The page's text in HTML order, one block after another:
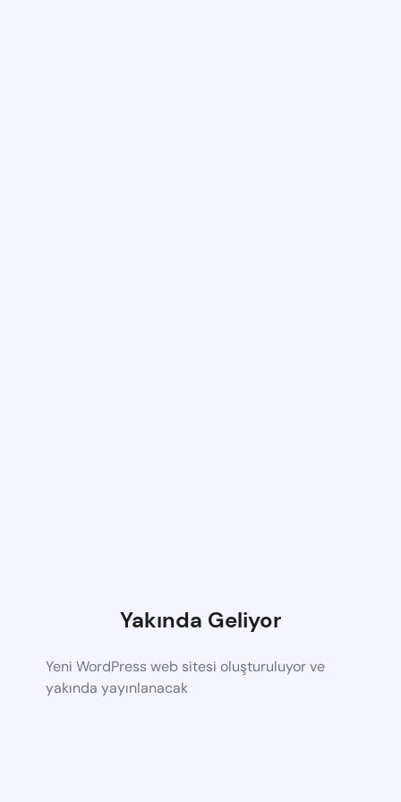
Yakında Geliyor
Yeni WordPress web sitesi oluşturuluyor ve
yakında yayınlanacak